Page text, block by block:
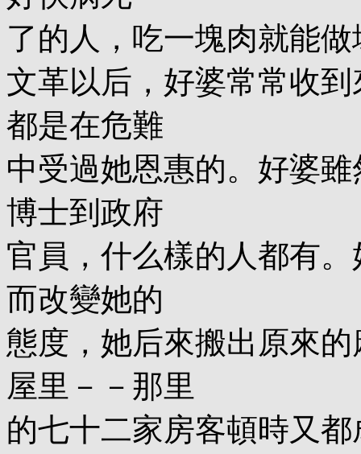
了的人，吃一塊肉就能
文革以后，好婆常常收
都是在危難
中受過她恩惠的。好婆
博士到政府
官員，什么樣的人都有
而改變她的
態度，她后來搬出原來
屋里－－那里
的七十二家房客頓時又